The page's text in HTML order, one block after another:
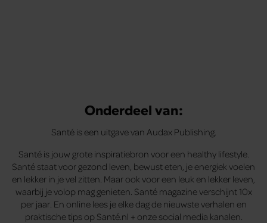
Onderdeel van:
Santé is een uitgave van Audax Publishing.
Santé is jouw grote inspiratiebron voor een healthy lifestyle.
Santé staat voor gezond leven, bewust eten, je energiek voelen
en lekker in je vel zitten. Maar ook voor een leuk en lekker leven,
waarbij je volop mag genieten. Santé magazine verschijnt 10x
per jaar. En online lees je elke dag de nieuwste verhalen en
praktische tips op Santé.nl + onze social media kanalen.